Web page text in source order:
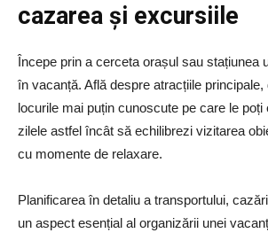
cazarea și excursiile
Începe prin a cerceta orașul sau stațiunea
în vacanță. Află despre atracțiile
locurile mai puțin cunoscute pe care le poți
zilele astfel încât să echilibrezi vizitarea
cu momente de relaxare.
Planificarea în detaliu a transportului,
un aspect esențial al organizării unei